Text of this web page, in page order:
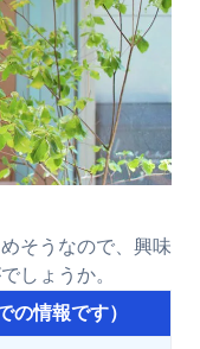
そうなので、興味
しょうか。
の情報です）